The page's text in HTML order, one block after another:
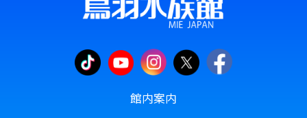
館内案内